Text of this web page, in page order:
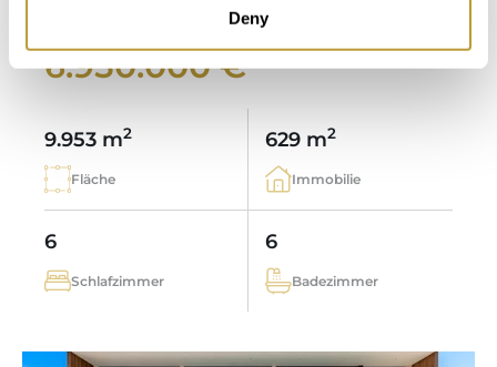
Deny
FERIENVERMIETUNG
6.950.000 €
9.953 m2
Fläche
629 m2
Immobilie
6
Schlafzimmer
6
Badezimmer